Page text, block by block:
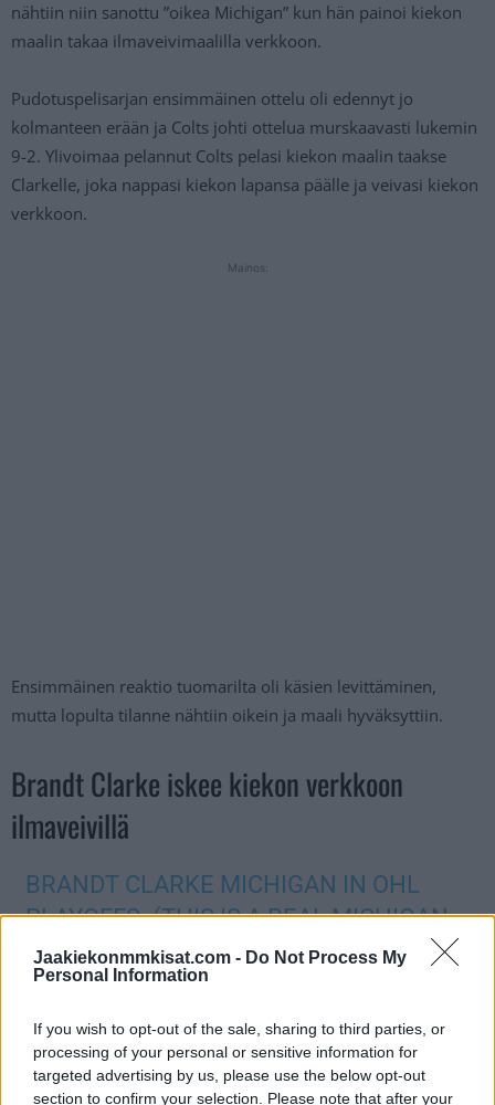
Jaakiekonmmkisat.com - Do Not Process My
Personal Information
If you wish to opt-out of the sale, sharing to third parties, or
processing of your personal or sensitive information for
targeted advertising by us, please use the below opt-out
section to confirm your selection. Please note that after your
nähtiin niin sanottu ”oikea Michigan” kun hän painoi kiekon
maalin takaa ilmaveivimaalilla verkkoon.
Pudotuspelisarjan ensimmäinen ottelu oli edennyt jo
kolmanteen erään ja Colts johti ottelua murskaavasti lukemin
9-2. Ylivoimaa pelannut Colts pelasi kiekon maalin taakse
Clarkelle, joka nappasi kiekon lapansa päälle ja veivasi kiekon
verkkoon.
Mainos:
Ensimmäinen reaktio tuomarilta oli käsien levittäminen,
mutta lopulta tilanne nähtiin oikein ja maali hyväksyttiin.
Brandt Clarke iskee kiekon verkkoon
ilmaveivillä
BRANDT CLARKE MICHIGAN IN OHL
PLAYOFFS. (THIS IS A REAL MICHIGAN
TOO)PIC.TWITTER.COM/VIKM70DDOC
2023
Jos twiitti ei näy laitteellasi voit katsoa sen suoraanTwitteristä